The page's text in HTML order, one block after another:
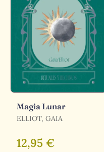
Magia Lunar
ELLIOT, GAIA
12,95 €